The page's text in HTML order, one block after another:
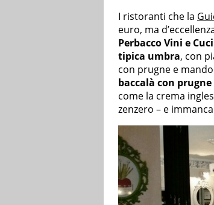
I ristoranti che la
euro, ma
Perbacco Vini e
tipica umbra, con
con prugne e
baccalà con
come la crema
zenzero – e